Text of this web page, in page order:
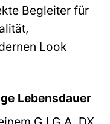
Begleiter für
Look
Lebensdauer